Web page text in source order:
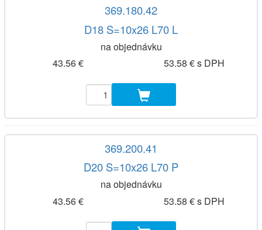
369.180.42
D18 S=10x26 L70 L
na objednávku
43.56 €
53.58 € s DPH
369.200.41
D20 S=10x26 L70 P
na objednávku
43.56 €
53.58 € s DPH